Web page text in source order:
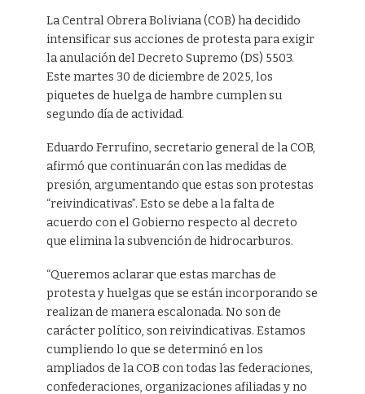
La Central Obrera Boliviana (COB) ha decidido
intensificar sus acciones de protesta para exigir
la anulación del Decreto Supremo (DS) 5503.
Este martes 30 de diciembre de 2025, los
piquetes de huelga de hambre cumplen su
segundo día de actividad.
Eduardo Ferrufino, secretario general de la COB,
afirmó que continuarán con las medidas de
presión, argumentando que estas son protestas
“reivindicativas”. Esto se debe a la falta de
acuerdo con el Gobierno respecto al decreto
que elimina la subvención de hidrocarburos.
“Queremos aclarar que estas marchas de
protesta y huelgas que se están incorporando se
realizan de manera escalonada. No son de
carácter político, son reivindicativas. Estamos
cumpliendo lo que se determinó en los
ampliados de la COB con todas las federaciones,
confederaciones, organizaciones afiliadas y no